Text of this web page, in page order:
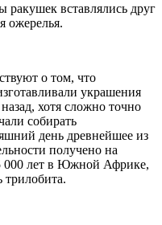
вставлялись друг
ожерелья.
о том, что
украшения
хотя сложно точно
собирать
день древнейшее из
получено на
000 лет в Южной Африке,
трилобита.